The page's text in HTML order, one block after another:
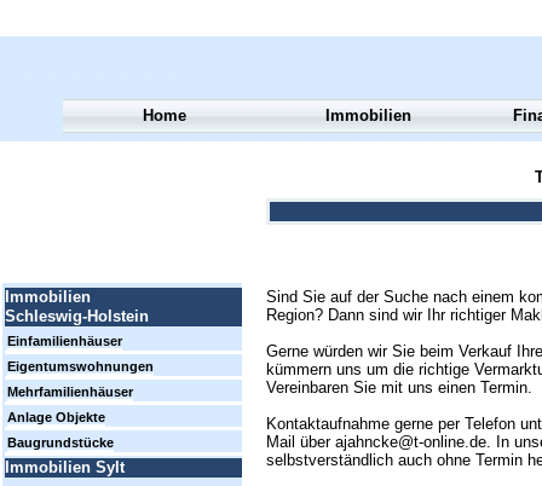
Sind Sie auf der Suche nach einem
Region? Dann sind wir Ihr richtiger
Gerne würden wir Sie beim Verkauf
kümmern uns um die richtige
Vereinbaren Sie mit uns einen Termin.
Kontaktaufnahme gerne per Telefon
Mail über ajahncke@t-online.de. In
selbstverständlich auch ohne Termin
Home Immobilien
Immobilien
Schleswig-Holstein
Einfamilienhäuser
Eigentumswohnungen
Mehrfamilienhäuser
Anlage Objekte
Baugrundstücke
Immobilien Sylt